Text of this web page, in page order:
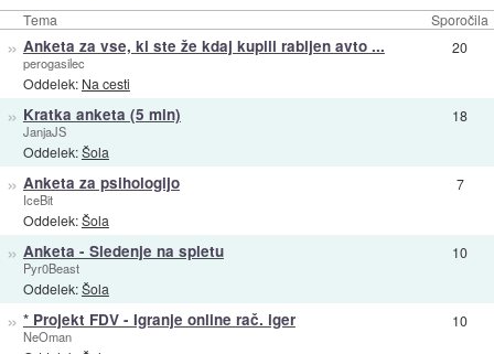
Tema Sporočila
» Anketa za vse, ki ste že kdaj kupili rabljen avto ...
perogasilec
Oddelek: Na cesti
20
» Kratka anketa (5 min)
JanjaJS
Oddelek:Šola
18
» Anketa za psihologijo
IceBit
Oddelek:Šola
7
» Anketa - Sledenje na spletu
Pyr0Beast
Oddelek:Šola
10
» * Projekt FDV - Igranje online rač. iger
NeOman
10